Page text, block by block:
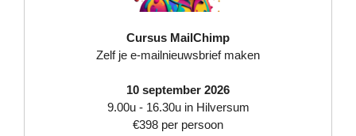
Cursus MailChimp
Zelf je e-mailnieuwsbrief maken
10 september 2026
9.00u - 16.30u in Hilversum
€398 per persoon